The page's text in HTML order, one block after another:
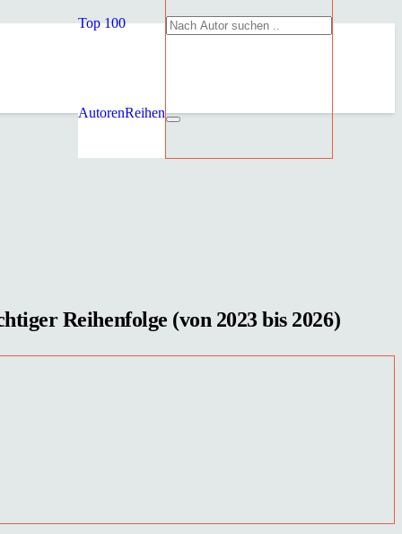
Top 100
AutorenReihen
Reihenfolge (von 2023 bis 2026)